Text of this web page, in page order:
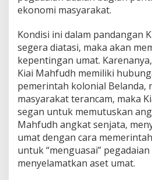
ekonomi masyarakat.
Kondisi ini dalam pandangan
segera diatasi, maka akan
kepentingan umat.
Kiai Mahfudh memiliki
pemerintah kolonial Belanda,
masyarakat terancam, maka
segan untuk memutuskan
Mahfudh angkat senjata,
umat dengan cara
untuk “menguasai” pegadaian
menyelamatkan aset umat.